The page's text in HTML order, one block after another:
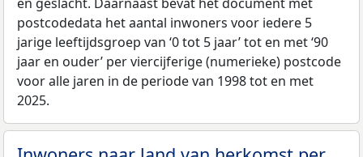
postcodedata het aantal inwoners voor iedere 5
jarige leeftijdsgroep van ‘0 tot 5 jaar’ tot en met ‘90
jaar en ouder’ per viercijferige (numerieke) postcode
voor alle jaren in de periode van 1998 tot en met
2025.